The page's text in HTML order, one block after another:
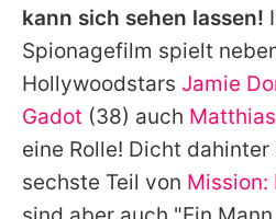
kann sich sehen lassen!
Spionagefilm spielt
Hollywoodstars Jamie
Gadot (38) auch
eine Rolle! Dicht
sechste Teil von Mission: